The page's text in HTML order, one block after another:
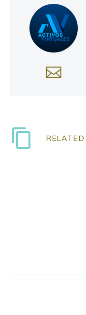
RELATED
16 Sep